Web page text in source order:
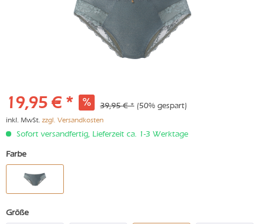
19,95 € * 39,95 € * (50% gespart)
inkl. MwSt. zzgl. Versandkosten
Sofort versandfertig, Lieferzeit ca. 1-3 Werktage
Farbe
Größe